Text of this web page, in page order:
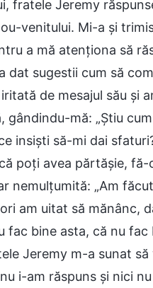
fratele Jeremy
venitului. Mi-a și
a mă atenționa să
dat sugestii cum să
de mesajul său și
gândindu-mă: „Știu
insiști să-mi dai
poți avea părtășie, fă-
nemulțumită: „Am
am uitat să mănânc,
fac bine asta, că nu fac
Jeremy m-a sunat să
i-am răspuns și nici